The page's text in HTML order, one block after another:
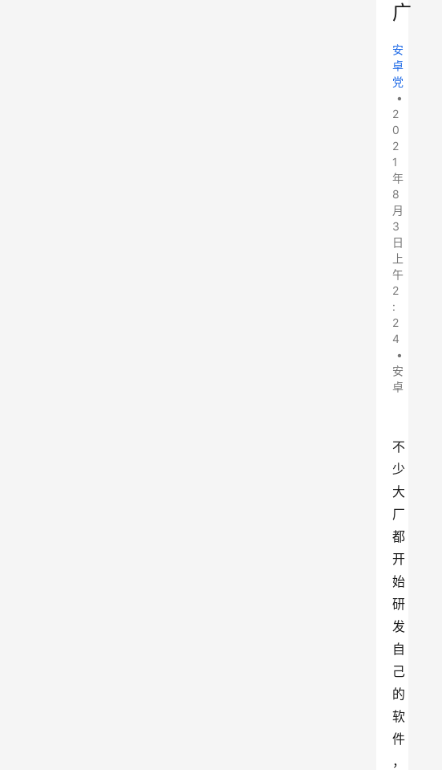
广
安
卓
党
•
2
0
2
1
年
8
月
3
日
上
午
2
:
2
4
•
安
卓
不
少
大
厂
都
开
始
研
发
自
己
的
软
件
，